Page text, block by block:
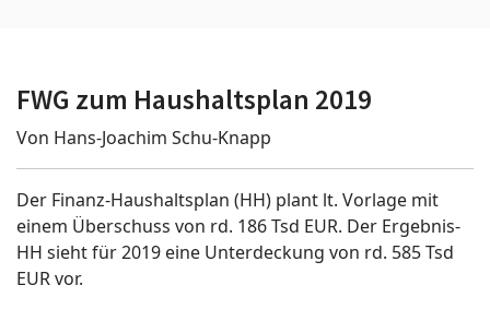
FWG zum Haushaltsplan 2019
Von Hans-Joachim Schu-Knapp
Der Finanz-Haushaltsplan (HH) plant lt. Vorlage mit
einem Überschuss von rd. 186 Tsd EUR. Der Ergebnis-
HH sieht für 2019 eine Unterdeckung von rd. 585 Tsd
EUR vor.